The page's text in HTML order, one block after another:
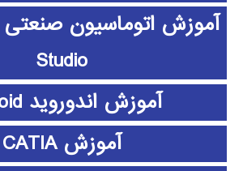
Studio
آموزش اندوروید android
آموزش CATIA